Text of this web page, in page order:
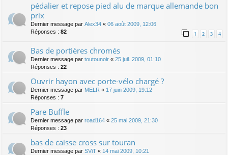
pédalier et repose pied alu de marque allemande bon
prix
Dernier message par Alex34 « 06 août 2009, 12:06
Réponses : 82 1 2 3 4
Bas de portières chromés
Dernier message par toutounoir « 25 juil. 2009, 01:10
Réponses : 22
Ouvrir hayon avec porte-vélo chargé ?
Dernier message par MELR « 17 juin 2009, 19:12
Réponses : 7
Pare Buffle
Dernier message par road164 « 25 mai 2009, 21:30
Réponses : 23
bas de caisse cross sur touran
Dernier message par SViT « 14 mai 2009, 10:21